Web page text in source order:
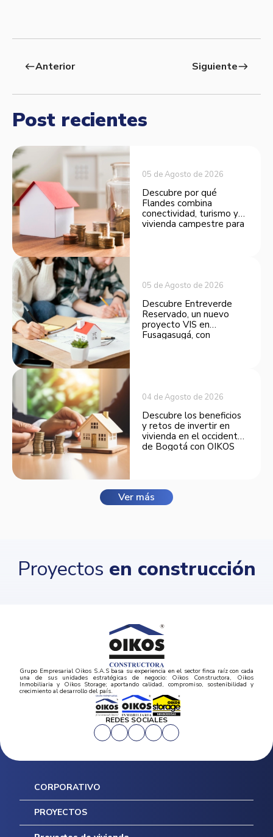
westAnterior Siguienteeast
Post recientes
05 de Agosto de 2026
Descubre por qué
Flandes combina
conectividad, turismo y
vivienda campestre para
05 de Agosto de 2026
Descubre Entreverde
Reservado, un nuevo
proyecto VIS en
Fusagasugá, con
04 de Agosto de 2026
Descubre los beneficios
y retos de invertir en
vivienda en el occidente
de Bogotá con OIKOS
Ver más
Proyectos en construcción
Grupo Empresarial Oikos S.A.S basa su experiencia en el sector finca raíz con cada
una de sus unidades estratégicas de negocio: Oikos Constructora, Oikos
Inmobiliaria y Oikos Storage; aportando calidad, compromiso, sostenibilidad y
crecimiento al desarrollo del país.
REDES SOCIALES
CORPORATIVO
Inicio
Mapa del sitio
Postventas
PROYECTOS